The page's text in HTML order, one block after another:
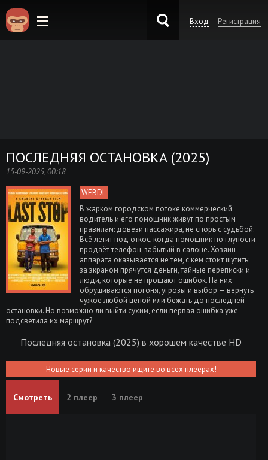
Вход Регистрация
ПОСЛЕДНЯЯ ОСТАНОВКА (2025)
15-09-2025, 00:18
WEBDL
В жарком городском потоке коммерческий
водитель и его помощник живут по простым
правилам: довези пассажира, не спорь с судьбой.
Всё летит под откос, когда помощник по глупости
продаёт телефон, забытый в салоне. Хозяин
аппарата оказывается не тем, с кем стоит шутить:
за экраном прячутся деньги, тайные переписки и
люди, которые не прощают ошибок. На них
обрушиваются погоня, угрозы и выбор — вернуть
чужое любой ценой или бежать до последней
остановки. Но возможно ли выйти сухим, если первая ошибка уже
подсветила их маршрут?
Последняя остановка (2025) в хорошем качестве HD
Новые серии и качество ищите во всех плеерах!
Смотреть 2 плеер 3 плеер